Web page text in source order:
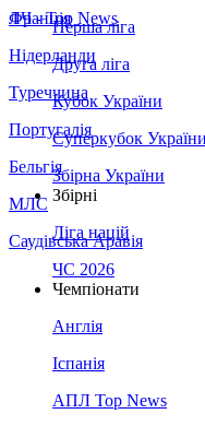
Франція
Нідерланди
Туреччина
Португалія
Бельгія
МЛС
Саудівська Аравія
ЛЧ - Top News
Перша ліга
Друга ліга
Кубок України
Суперкубок України
Збірна України
Збірні
Ліга націй
ЧС 2026
Чемпіонати
Англія
Іспанія
АПЛ Top News